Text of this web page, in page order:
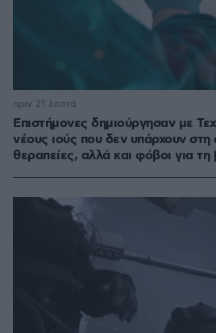
Επιστήμονες δημιούργησαν με
νέους ιούς που δεν υπάρχουν στη
θεραπείες, αλλά και φόβοι για τη
πριν 21 λεπτά